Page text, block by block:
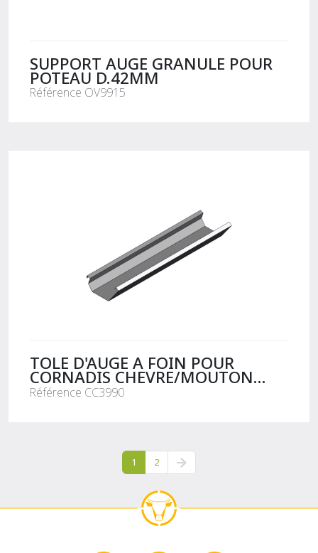
SUPPORT AUGE GRANULE POUR
POTEAU D.42MM
Référence OV9915
TOLE D'AUGE A FOIN POUR
CORNADIS CHEVRE/MOUTON
L.2.50M
Référence CC3990
1 2